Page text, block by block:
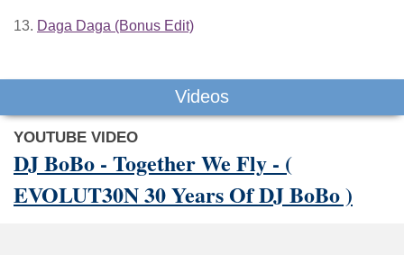
13. Daga Daga (Bonus Edit)
Videos
YOUTUBE VIDEO
DJ BoBo - Together We Fly - (
EVOLUT30N 30 Years Of DJ BoBo )